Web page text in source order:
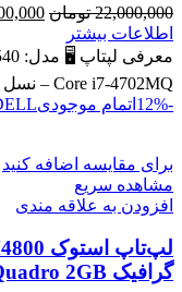
22,000,000 تومان قیمت
اطلاعات بیشتر
Core i7‑4702MQ – نسل ۴ 💾 رم: 8 GB (قابل ارتقا
-12%
اتمام موجودی
برای مقایسه اضافه کنید
مشاهده سریع
افزودن به علاقه مندی
گرافیک NVIDIA Quadro 2GB